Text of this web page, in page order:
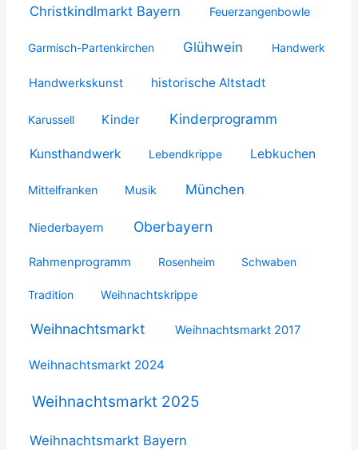
Christkindlmarkt Bayern Feuerzangenbowle
Garmisch-Partenkirchen Glühwein Handwerk
Handwerkskunst historische Altstadt
Karussell Kinder Kinderprogramm
Kunsthandwerk Lebendkrippe Lebkuchen
Mittelfranken Musik München
Niederbayern Oberbayern
Rahmenprogramm Rosenheim Schwaben
Tradition Weihnachtskrippe
Weihnachtsmarkt Weihnachtsmarkt 2017
Weihnachtsmarkt 2024
Weihnachtsmarkt 2025
Weihnachtsmarkt Bayern